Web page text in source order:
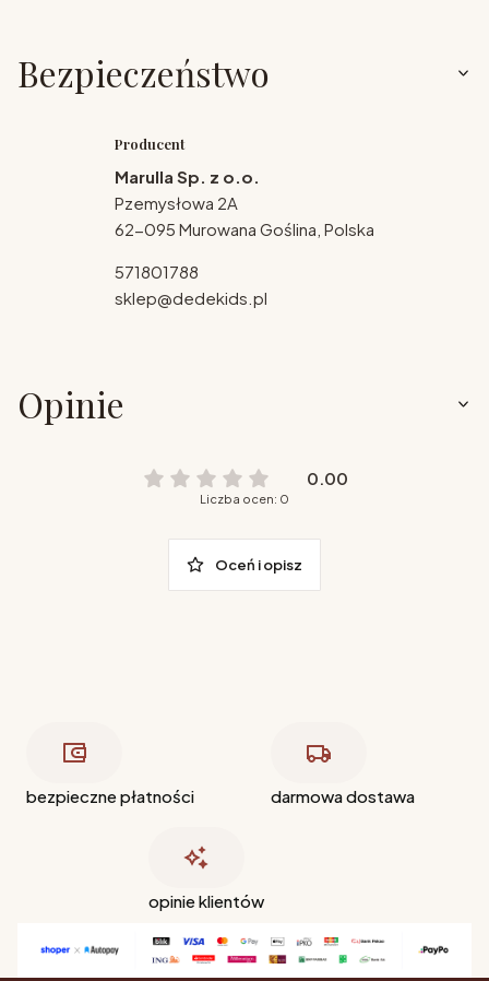
Bezpieczeństwo
Producent
Marulla Sp. z o.o.
Pzemysłowa 2A
62-095 Murowana Goślina, Polska
571801788
sklep@dedekids.pl
Opinie
0.00
Liczba ocen: 0
Oceń i opisz
bezpieczne płatności darmowa dostawa
opinie klientów